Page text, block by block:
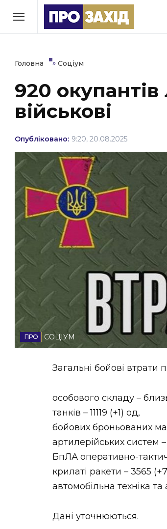
РУБРИКИ
Економіка
Політика
Втрачений Ужгород
ЗАКАРПАТСЬКІ
НОВИНИ ЗАХІДНОЇ
ФОТО
ВІДЕО
Головна » Соціум
920 окупантів
військові
Опубліковано: 9:20, 20.08.2025
СОЦІУМ
Загальні бойові втрати
особового складу –
танків – 11119 (+1) од,
бойових броньованих
артилерійських систем
БпЛА оперативно-
крилаті ракети – 3565
автомобільна техніка
Дані уточнюються.